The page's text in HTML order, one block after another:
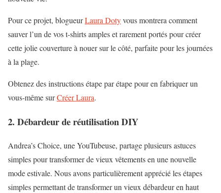
Pour ce projet, blogueurLaura Dotyvous montrera comment
sauver l’un de vos t-shirts amples et rarement portés pour créer
cette jolie couverture à nouer sur le côté, parfaite pour les journées
à la plage.
Obtenez des instructions étape par étape pour en fabriquer un
vous-même surCréer Laura.
2. Débardeur de réutilisation DIY
Andrea’s Choice, une YouTubeuse, partage plusieurs astuces
simples pour transformer de vieux vêtements en une nouvelle
mode estivale. Nous avons particulièrement apprécié les étapes
simples permettant de transformer un vieux débardeur en haut